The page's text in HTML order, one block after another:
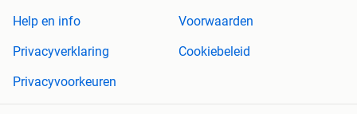
Help en info
Voorwaarden
Privacyverklaring
Cookiebeleid
Privacyvoorkeuren